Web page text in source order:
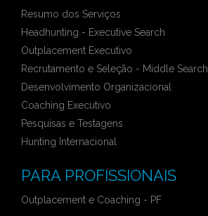
Resumo dos Serviços
Headhunting - Executive Search
Outplacement Executivo
Recrutamento e Seleção - Middle Search
Desenvolvimento Organizacional
Coaching Executivo
Pesquisas e Testagens
Hunting Internacional
PARA PROFISSIONAIS
Outplacement e Coaching - PF